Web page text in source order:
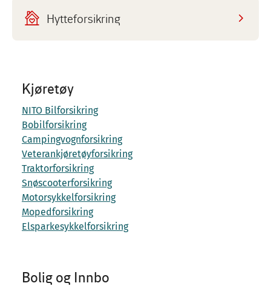
Hytteforsikring
Kjøretøy
NITO Bilforsikring
Bobilforsikring
Campingvognforsikring
Veterankjøretøyforsikring
Traktorforsikring
Snøscooterforsikring
Motorsykkelforsikring
Mopedforsikring
Elsparkesykkelforsikring
Bolig og Innbo